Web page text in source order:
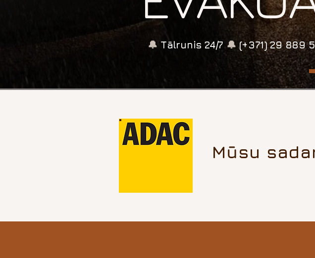
🔔 Tālrunis 24/7 🔔(+371) 29 889
Mūsu